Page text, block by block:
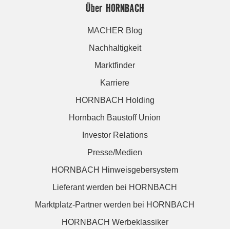
Über HORNBACH
MACHER Blog
Nachhaltigkeit
Marktfinder
Karriere
HORNBACH Holding
Hornbach Baustoff Union
Investor Relations
Presse/Medien
HORNBACH Hinweisgebersystem
Lieferant werden bei HORNBACH
Marktplatz-Partner werden bei HORNBACH
HORNBACH Werbeklassiker